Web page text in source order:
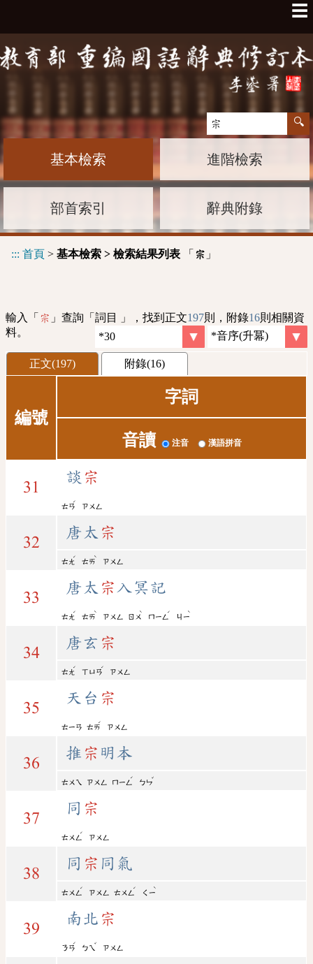
☰
基本檢索 進階檢索
部首索引 辭典附錄
::: 首頁 > 基本檢索 > 檢索結果列表 「 宗 」
輸入「 宗 」查詢「詞目 」，找到正文197則，附錄16則相關資
料。
正文(197) 附錄(16)
編號
字詞
音讀 注音 漢語拼音
31
談 宗
ㄊㄢ
ˊ
ㄗㄨㄥ
32
唐太 宗
ㄊㄤ
ˊ
ㄊㄞ
ˋ
ㄗㄨㄥ
33
唐太 宗入冥記
ㄊㄤ
ˊ
ㄊㄞ
ˋ
ㄗㄨㄥ ㄖㄨ
ˋ
ㄇㄧㄥ
ˊ
ㄐㄧ
ˋ
34
唐玄 宗
ㄊㄤ
ˊ
ㄒㄩㄢ
ˊ
ㄗㄨㄥ
35
天台 宗
ㄊㄧㄢ ㄊㄞ
ˊ
ㄗㄨㄥ
36
推 宗 明本
ㄊㄨㄟ ㄗㄨㄥ ㄇㄧㄥ
ˊ
ㄅㄣ
ˇ
37
同 宗
ㄊㄨㄥ
ˊ
ㄗㄨㄥ
38
同 宗 同氣
ㄊㄨㄥ
ˊ
ㄗㄨㄥ ㄊㄨㄥ
ˊ
ㄑㄧ
ˋ
39
南北 宗
ㄋㄢ
ˊ
ㄅㄟ
ˇ
ㄗㄨㄥ